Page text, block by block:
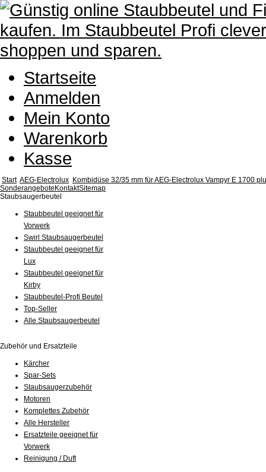
Startseite
Anmelden
Mein Konto
Warenkorb
Kasse
Start AEG-Electrolux Kombidüse 32/35 mm für AEG-Electrolux Vampyr E 1700
Sonderangebote KontaktSitemap
Staubsaugerbeutel
Staubbeutel geeignet für
Vorwerk
Swirl Staubsaugerbeutel
Staubbeutel geeignet für
Lux
Staubbeutel geeignet für
Kirby
Staubbeutel-Profi Beutel
Top-Seller
Alle Staubsaugerbeutel
Zubehör und Ersatzteile
Kärcher
Spar-Sets
Staubsaugerzubehör
Motoren
Komplettes Zubehör
Alle Hersteller
Ersatzteile geeignet für
Vorwerk
Reinigung / Duft